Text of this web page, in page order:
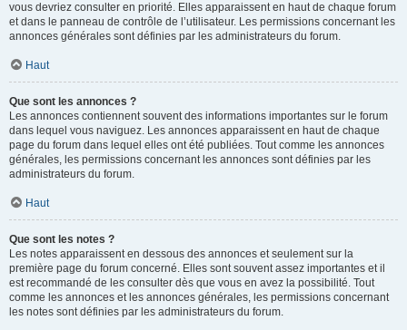
vous devriez consulter en priorité. Elles apparaissent en haut de chaque forum
et dans le panneau de contrôle de l’utilisateur. Les permissions concernant les
annonces générales sont définies par les administrateurs du forum.
Haut
Que sont les annonces ?
Les annonces contiennent souvent des informations importantes sur le forum
dans lequel vous naviguez. Les annonces apparaissent en haut de chaque
page du forum dans lequel elles ont été publiées. Tout comme les annonces
générales, les permissions concernant les annonces sont définies par les
administrateurs du forum.
Haut
Que sont les notes ?
Les notes apparaissent en dessous des annonces et seulement sur la
première page du forum concerné. Elles sont souvent assez importantes et il
est recommandé de les consulter dès que vous en avez la possibilité. Tout
comme les annonces et les annonces générales, les permissions concernant
les notes sont définies par les administrateurs du forum.